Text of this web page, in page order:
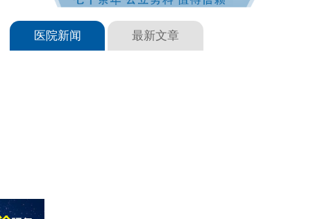
医院新闻 最新文章